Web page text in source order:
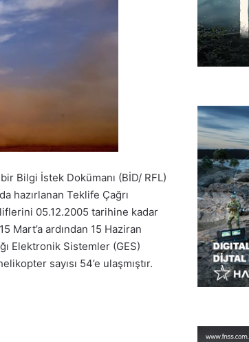
Bilgi İstek Dokümanı (BİD/ RFL)
hazırlanan Teklife Çağrı
05.12.2005 tarihine kadar
Mart’a ardından 15 Haziran
Elektronik Sistemler (GES)
sayısı 54’e ulaşmıştır.